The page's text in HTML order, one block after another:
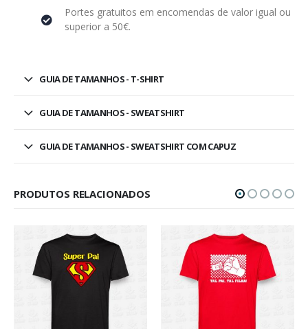
Portes gratuitos em encomendas de valor igual ou
superior a 50€.
GUIA DE TAMANHOS - T-SHIRT
GUIA DE TAMANHOS - SWEATSHIRT
GUIA DE TAMANHOS - SWEATSHIRT COM CAPUZ
PRODUTOS RELACIONADOS